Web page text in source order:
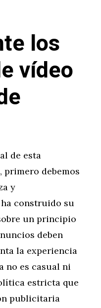
los
vídeo
de esta
debemos
y
construido su
un principio
deben
la experiencia
no es casual ni
estricta que
publicitaria